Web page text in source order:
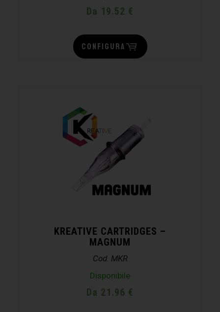
Da 19.52 €
CONFIGURA
KREATIVE CARTRIDGES –
MAGNUM
Cod. MKR
Disponibile
Da 21.96 €